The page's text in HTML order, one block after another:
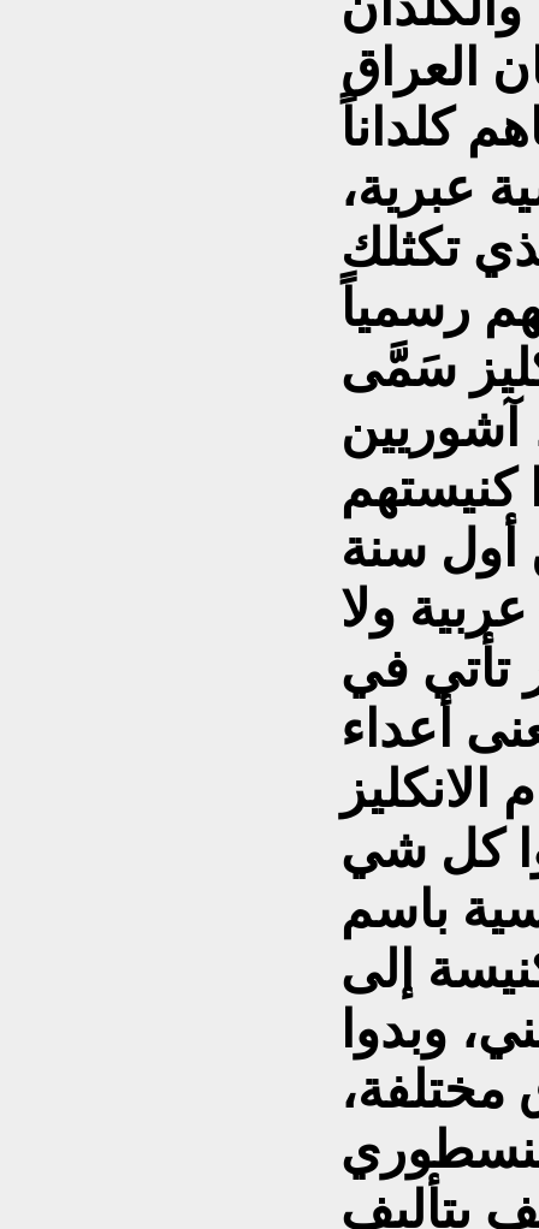
العراق
كلداناً
عبرية،
تكثلك
رسمياً
والانكليز سَمَّى
آشوريين
كنيستهم
تشرين أول سنة
عربية ولا
تأتي في
أعداء
الانكليز
كل شي
باسم
إلى
وبدوا
مختلفة،
بتأليف